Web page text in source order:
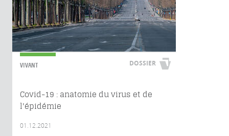
VIVANT DOSSIER
Covid-19 : anatomie du virus et de
l'épidémie
01.12.2021